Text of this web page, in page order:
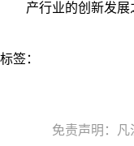
产行业的创新发展
标签：
免责声明：凡